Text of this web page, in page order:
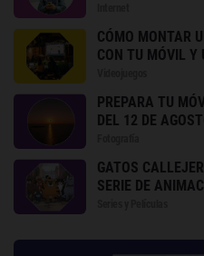
CÓMO MONTAR
CON TU MÓVIL
PREPARA TU
DEL 12 DE
GATOS
SERIE DE